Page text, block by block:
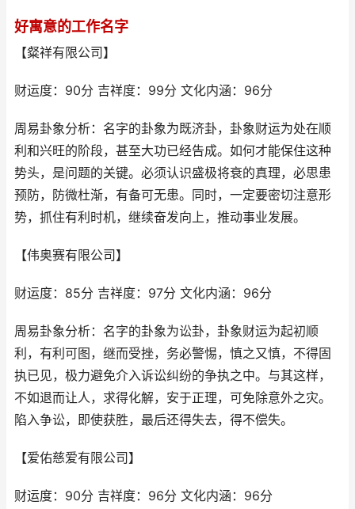
好寓意的工作名字
【粲祥有限公司】
财运度：90分 吉祥度：99分 文化内涵：96分
周易卦象分析：名字的卦象为既济卦，卦象财运为处在顺
利和兴旺的阶段，甚至大功已经告成。如何才能保住这种
势头，是问题的关键。必须认识盛极将衰的真理，必思患
预防，防微杜渐，有备可无患。同时，一定要密切注意形
势，抓住有利时机，继续奋发向上，推动事业发展。
【伟奥赛有限公司】
财运度：85分 吉祥度：97分 文化内涵：96分
周易卦象分析：名字的卦象为讼卦，卦象财运为起初顺
利，有利可图，继而受挫，务必警惕，慎之又慎，不得固
执已见，极力避免介入诉讼纠纷的争执之中。与其这样，
不如退而让人，求得化解，安于正理，可免除意外之灾。
陷入争讼，即使获胜，最后还得失去，得不偿失。
【爱佑慈爱有限公司】
财运度：90分 吉祥度：96分 文化内涵：96分